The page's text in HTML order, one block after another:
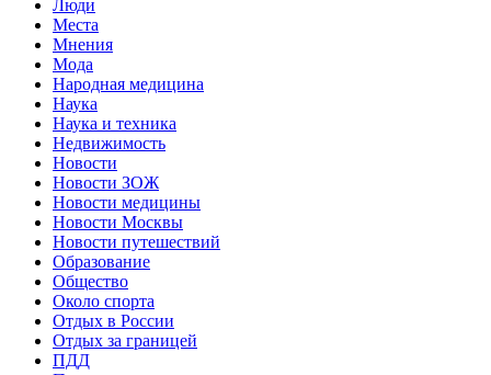
Люди
Места
Мнения
Мода
Народная медицина
Наука
Наука и техника
Недвижимость
Новости
Новости ЗОЖ
Новости медицины
Новости Москвы
Новости путешествий
Образование
Общество
Около спорта
Отдых в России
Отдых за границей
ПДД